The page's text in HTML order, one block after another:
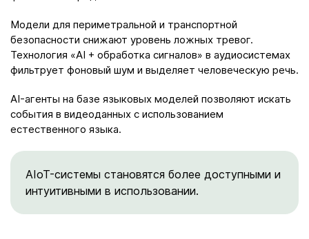
Модели для периметральной и транспортной
безопасности снижают уровень ложных тревог.
Технология «AI + обработка сигналов» в аудиосистемах
фильтрует фоновый шум и выделяет человеческую речь.
AI-агенты на базе языковых моделей позволяют искать
события в видеоданных с использованием
естественного языка.
AIoT-системы становятся более доступными и
интуитивными в использовании.